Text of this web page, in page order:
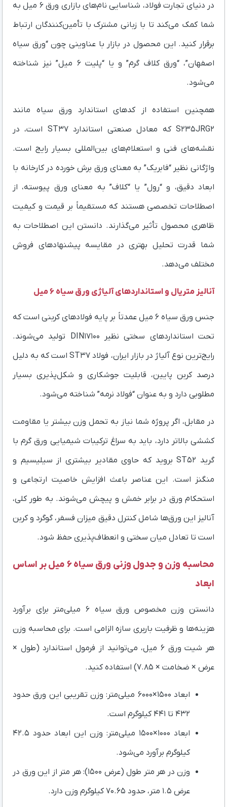
در دنیای تجارت فولاد، شناسایی نام‌های بازاری ورق ۶ میل به
شما کمک می‌کند تا با زبانی مشترک با تأمین‌کنندگان ارتباط
برقرار کنید. این محصول در بازار با عناوینی چون “ورق سیاه
اصفهان”، “ورق کلاف گرم” و یا “پلیت ۶ میل” نیز شناخته
می‌شود.
همچنین استفاده از کدهای استاندارد ورق سیاه مانند
S235JRG2 که معادل صنعتی استاندارد ST37 است، در
نقشه‌های فنی و استعلام‌های بین‌المللی بسیار رایج است.
واژگانی نظیر “فابریک” به معنای ورق برش خورده در کارخانه با
ابعاد دقیق، و “رول” یا “کلاف” به معنای ورق پیوسته، از
اصطلاحات تخصصی هستند که مستقیماً بر قیمت و کیفیت
ظاهری محصول تأثیر می‌گذارند. دانستن این اصطلاحات به
شما قدرت تحلیل بهتری در مقایسه پیشنهادهای فروش
مختلف می‌دهد.
آنالیز متریال و استانداردهای آلیاژی ورق سیاه ۶ میل
جنس ورق سیاه ۶ میل عمدتاً بر پایه فولادهای کربنی است که
تحت استانداردهای سختی نظیر DIN17100 تولید می‌شوند.
رایج‌ترین نوع آلیاژ در بازار ایران، فولاد ST37 است که به دلیل
درصد کربن پایین، قابلیت جوشکاری و شکل‌پذیری بسیار
مطلوبی دارد و به عنوان “فولاد نرمه” شناخته می‌شود.
در مقابل، اگر پروژه شما نیاز به تحمل وزن بیشتر یا مقاومت
کششی بالاتر دارد، باید به سراغ ترکیبات شیمیایی ورق گرم با
گرید ST52 بروید که حاوی مقادیر بیشتری از سیلیسیم و
منگنز است. این عناصر باعث افزایش خاصیت ارتجاعی و
استحکام ورق در برابر خمش و پیچش می‌شوند. به طور کلی،
آنالیز این ورق‌ها شامل کنترل دقیق میزان فسفر، گوگرد و کربن
است تا تعادل میان سختی و انعطاف‌پذیری حفظ شود.
محاسبه وزن و جدول وزنی ورق سیاه ۶ میل بر اساس
ابعاد
دانستن وزن مخصوص ورق سیاه ۶ میلی‌متر برای برآورد
هزینه‌ها و ظرفیت باربری سازه الزامی است. برای محاسبه وزن
هر شیت ورق ۶ میل، می‌توانید از فرمول استاندارد (طول ×
عرض × ضخامت × ۷.۸۵) استفاده کنید.
ابعاد ۱۵۰۰×۶۰۰۰ میلی‌متر: وزن تقریبی این ورق حدود
۴۳۲ تا ۴۴۱ کیلوگرم است.
ابعاد ۱۰۰۰×۱۵۰۰ میلی‌متر: وزن این ابعاد حدود ۴۲.۵
کیلوگرم برآورد می‌شود.
وزن در هر متر طول (عرض ۱۵۰۰): هر متر از این ورق در
عرض ۱.۵ متر، حدود ۷۰.۶۵ کیلوگرم وزن دارد.